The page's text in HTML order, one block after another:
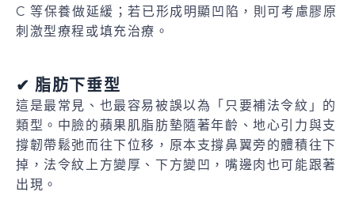
C 等保養做延緩；若已形成明顯凹陷，則可考慮膠原
刺激型療程或填充治療。
✔ 脂肪下垂型
這是最常見、也最容易被誤以為「只要補法令紋」的
類型。中臉的蘋果肌脂肪墊隨著年齡、地心引力與支
撐韌帶鬆弛而往下位移，原本支撐鼻翼旁的體積往下
掉，法令紋上方變厚、下方變凹，嘴邊肉也可能跟著
出現。